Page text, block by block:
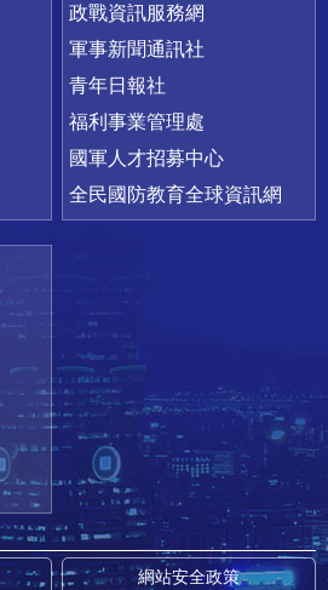
政戰資訊服務網
軍事新聞通訊社
青年日報社
福利事業管理處
國軍人才招募中心
全民國防教育全球資訊網
網站安全政策